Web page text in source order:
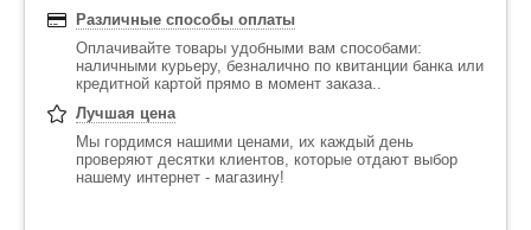
Различные способы оплаты
Оплачивайте товары удобными вам способами:
наличными курьеру, безналично по квитанции банка или
кредитной картой прямо в момент заказа..
Лучшая цена
Мы гордимся нашими ценами, их каждый день
проверяют десятки клиентов, которые отдают выбор
нашему интернет - магазину!